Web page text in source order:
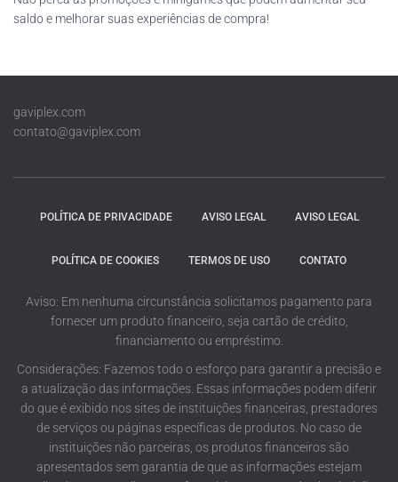
saldo e melhorar suas experiências de compra!
gaviplex.com
contato@gaviplex.com
POLÍTICA DE PRIVACIDADE AVISO LEGAL AVISO LEGAL
POLÍTICA DE COOKIES TERMOS DE USO CONTATO
Aviso: Em nenhuma circunstância solicitamos pagamento para
fornecer um produto financeiro, seja cartão de crédito,
financiamento ou empréstimo.
Considerações: Fazemos todo o esforço para garantir a precisão e
a atualização das informações. Essas informações podem diferir
do que é exibido nos sites de instituições financeiras, prestadores
de serviços ou páginas específicas de produtos. No caso de
instituições não parceiras, os produtos financeiros são
apresentados sem garantia de que as informações estejam